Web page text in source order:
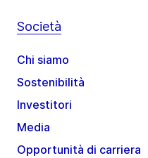
Società
Chi siamo
Sostenibilità
Investitori
Media
Opportunità di carriera